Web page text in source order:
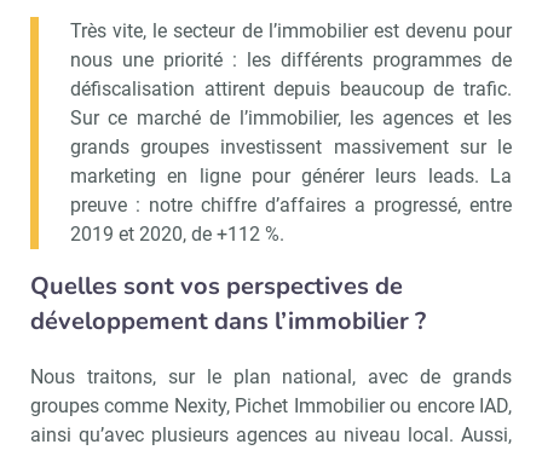
Très vite, le secteur de l’immobilier est devenu pour
nous une priorité : les différents programmes de
défiscalisation attirent depuis beaucoup de trafic.
Sur ce marché de l’immobilier, les agences et les
grands groupes investissent massivement sur le
marketing en ligne pour générer leurs leads. La
preuve : notre chiffre d’affaires a progressé, entre
2019 et 2020, de +112 %.
Quelles sont vos perspectives de
développement dans l’immobilier ?
Nous traitons, sur le plan national, avec de grands
groupes comme Nexity, Pichet Immobilier ou encore IAD,
ainsi qu’avec plusieurs agences au niveau local. Aussi,